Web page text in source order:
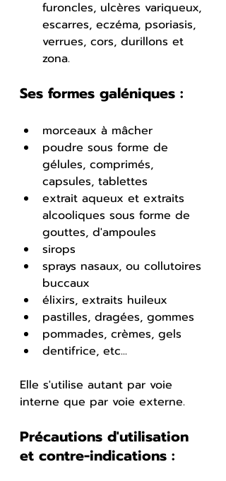
furoncles, ulcères variqueux,
escarres, eczéma, psoriasis,
verrues, cors, durillons et
zona.
Ses formes galéniques :
morceaux à mâcher
poudre sous forme de
gélules, comprimés,
capsules, tablettes
extrait aqueux et extraits
alcooliques sous forme de
gouttes, d'ampoules
sirops
sprays nasaux, ou collutoires
buccaux
élixirs, extraits huileux
pastilles, dragées, gommes
pommades, crèmes, gels
dentifrice, etc...
Elle s'utilise autant par voie
interne que par voie externe.
Précautions d'utilisation
et contre-indications :